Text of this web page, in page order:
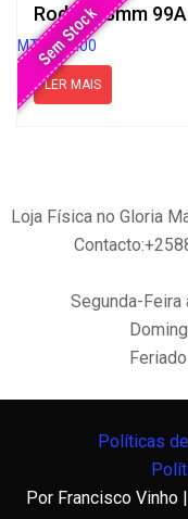
Sem Stock
Rodas 53mm
MT5,500.00
LER MAIS
Loja Física no Gloria
Segunda-Feira
Políticas
Por Francisco Vinho